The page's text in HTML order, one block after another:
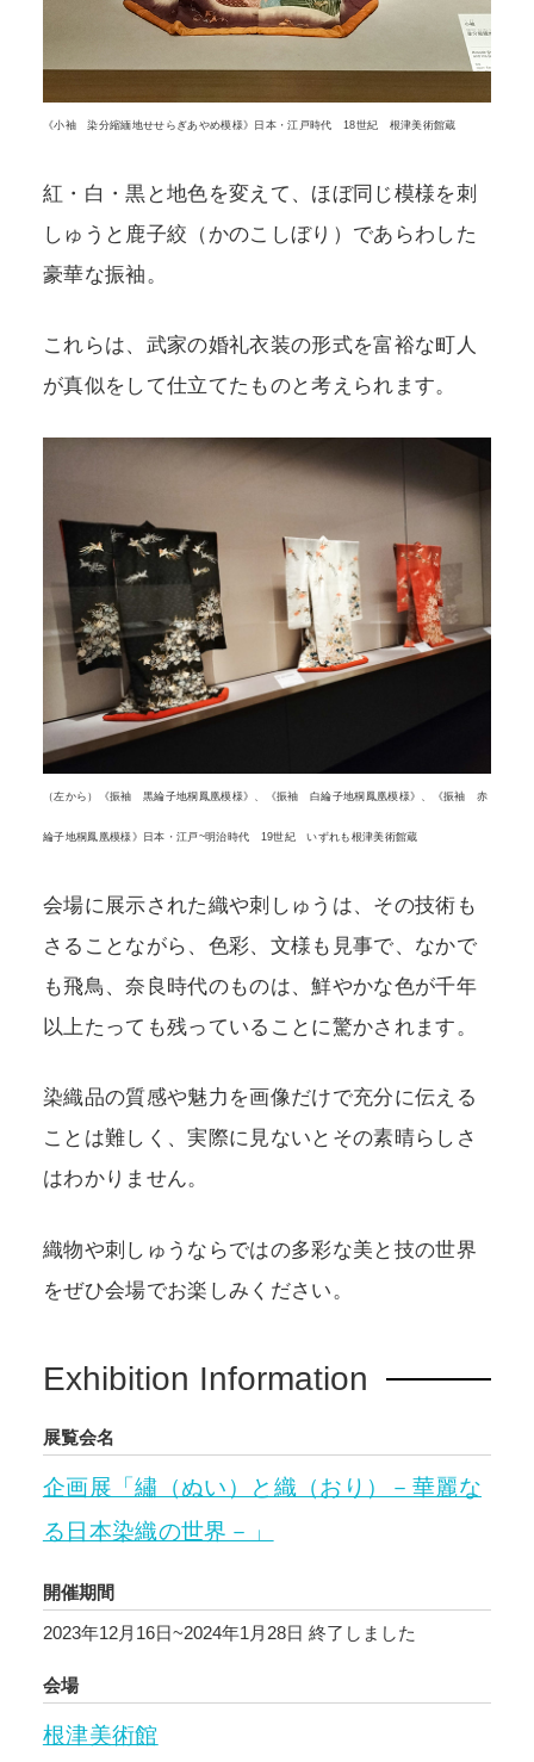
《小袖 染分縮緬地せせらぎあやめ模様》日本・江戸時代 18世紀 根津美術館蔵
紅・白・黒と地色を変えて、ほぼ同じ模様を刺
しゅうと鹿子絞（かのこしぼり）であらわした
豪華な振袖。
これらは、武家の婚礼衣装の形式を富裕な町人
が真似をして仕立てたものと考えられます。
（左から）《振袖 黒綸子地桐鳳凰模様》、《振袖 白綸子地桐鳳凰模様》、《振袖 赤
綸子地桐鳳凰模様》日本・江戸~明治時代 19世紀 いずれも根津美術館蔵
会場に展示された織や刺しゅうは、その技術も
さることながら、色彩、文様も見事で、なかで
も飛鳥、奈良時代のものは、鮮やかな色が千年
以上たっても残っていることに驚かされます。
染織品の質感や魅力を画像だけで充分に伝える
ことは難しく、実際に見ないとその素晴らしさ
はわかりません。
織物や刺しゅうならではの多彩な美と技の世界
をぜひ会場でお楽しみください。
Exhibition Information
展覧会名
企画展「繡（ぬい）と織（おり）－華麗な
る日本染織の世界－」
開催期間
2023年12月16日~2024年1月28日 終了しました
会場
根津美術館